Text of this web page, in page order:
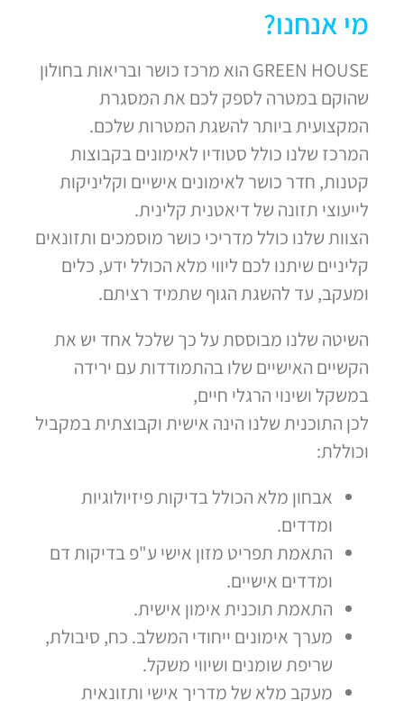
מי אנחנו​?
GREEN HOUSE הוא מרכז כושר ובריאות בחולון
שהוקם במטרה לספק לכם את המסגרת
המקצועית ביותר להשגת המטרות שלכם.
המרכז שלנו כולל סטודיו לאימונים בקבוצות
קטנות, חדר כושר לאימונים אישיים וקליניקות
לייעוצי תזונה של דיאטנית קלינית.
הצוות שלנו כולל מדריכי כושר מוסמכים ותזונאים
קליניים שיתנו לכם ליווי מלא הכולל ידע, כלים
ומעקב, עד להשגת הגוף שתמיד רציתם.
השיטה שלנו מבוססת על כך שלכל אחד יש את
הקשיים האישיים שלו בהתמודדות עם ירידה
במשקל ושינוי הרגלי חיים,
לכן התוכנית שלנו הינה אישית וקבוצתית במקביל
וכוללת:
אבחון מלא הכולל בדיקות פיזיולוגיות
ומדדים.
התאמת תפריט מזון אישי ע"פ בדיקות דם
ומדדים אישיים.
התאמת תוכנית אימון אישית.
מערך אימונים ייחודי המשלב. כח, סיבולת,
שריפת שומנים ושיווי משקל.
מעקב מלא של מדריך אישי ותזונאית